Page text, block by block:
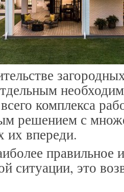
комплекса
решением с
впереди.
правильное
ситуации, это